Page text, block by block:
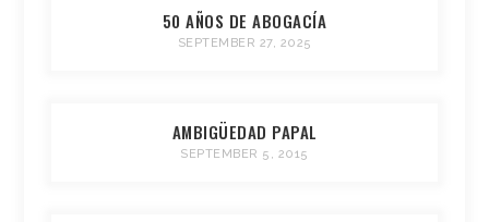
50 AÑOS DE ABOGACÍA
SEPTEMBER 27, 2025
AMBIGÜEDAD PAPAL
SEPTEMBER 5, 2015